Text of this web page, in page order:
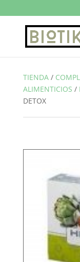
TIENDA/
ALIMENTICIOS /
DETOX